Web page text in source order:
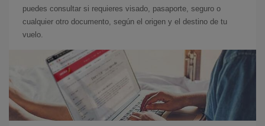
puedes consultar si requieres visado, pasaporte, seguro o
cualquier otro documento, según el origen y el destino de tu
vuelo.